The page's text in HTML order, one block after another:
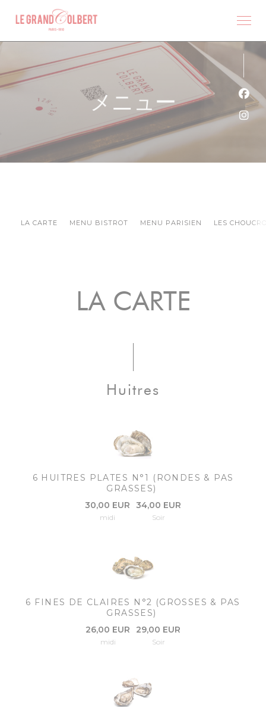
クッキー利用の管理について
メニュー
LA CARTE MENU BISTROT MENU PARISIEN LES
LA CARTE
Huitres
6 HUITRES PLATES N°1 (RONDES & PAS
GRASSES)
30,00 EUR
midi
34,00 EUR
Soir
6 FINES DE CLAIRES N°2 (GROSSES & PAS
GRASSES)
26,00 EUR
midi
29,00 EUR
Soir